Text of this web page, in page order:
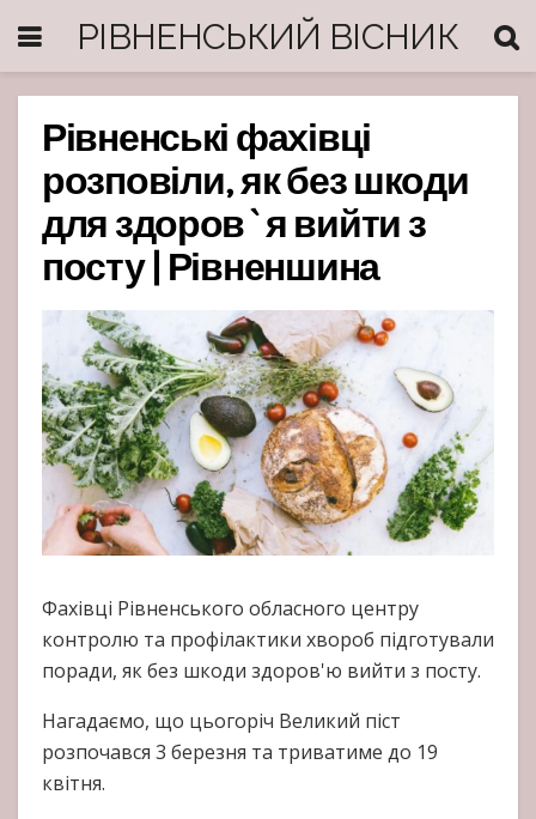
РІВНЕНСЬКИЙ ВІСНИК
Рівненські фахівці
розповіли, як без шкоди
для здоров`я вийти з
посту | Рівненшина
Фахівці Рівненського обласного центру
контролю та профілактики хвороб підготували
поради, як без шкоди здоров'ю вийти з посту.
Нагадаємо, що цьогоріч Великий піст
розпочався 3 березня та триватиме до 19
квітня.